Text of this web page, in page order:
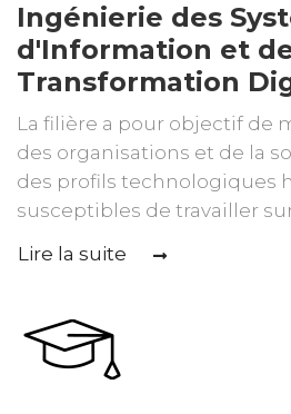
Ingénierie des
d'Information et
Transformation
La filière a pour objectif de
des organisations et de la
des profils technologiques
susceptibles de travailler
Lire la suite